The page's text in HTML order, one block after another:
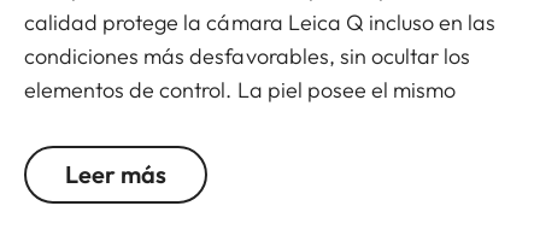
calidad protege la cámara Leica Q incluso en las
condiciones más desfavorables, sin ocultar los
elementos de control. La piel posee el mismo
cuerpo de la cámara, para obtener un perfecto
look a juego, y ofrece una sujección extra al sacar
Leer más